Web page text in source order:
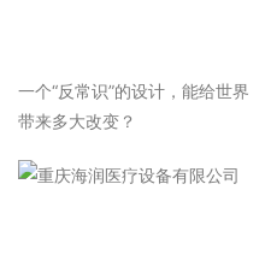
一个“反常识”的设计，能给世界
带来多大改变？